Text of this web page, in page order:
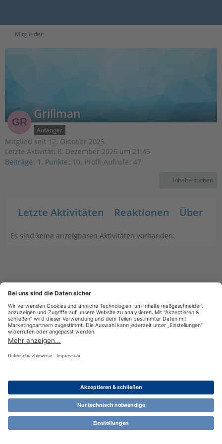
Mitglieder
Grillman
Anfänger
Mitglied seit 12. Oktober 2025
Letzte Aktivität: 8. Dezember 2025 um 21:45
Beiträge
1 Punkte 10 Profil-Aufrufe 47
Inhalte suchen
Letzte Aktivitäten Reaktionen Über
Es sind keine anzeigbaren Aktivitäten vorhanden.
Nutzungsbestimmungen Cookie-Einstellungen
Community-Software:WoltLab Suite™ 6.1.13